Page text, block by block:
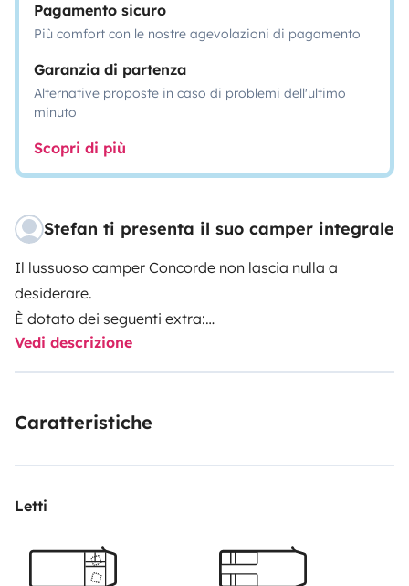
Pagamento sicuro
Più comfort con le nostre agevolazioni di pagamento
Garanzia di partenza
Alternative proposte in caso di problemi dell'ultimo
minuto
Scopri di più
Stefan ti presenta il suo camper integrale
Il lussuoso camper Concorde non lascia nulla a
desiderare.
È dotato dei seguenti extra:
- Lavastoviglie
- Aspirapolvere centralizzato
- Serbatoio acqua dolce da 350 litri
- TV in camera da letto
- Impianto satellitare completamente automatico
- Gancio di traino da 2500 kg
Vedi descrizione
Caratteristiche
Letti